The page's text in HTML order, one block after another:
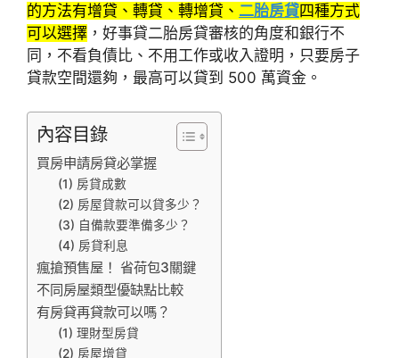
的方法有增貸、轉貸、轉增貸、 二胎房貸四種方式
可以選擇 ，好事貸二胎房貸審核的角度和銀行不
同，不看負債比、不用工作或收入證明，只要房子
貸款空間還夠，最高可以貸到 500 萬資金。
內容目錄
買房申請房貸必掌握
(1) 房貸成數
(2) 房屋貸款可以貸多少？
(3) 自備款要準備多少？
(4) 房貸利息
瘋搶預售屋！ 省荷包3關鍵
不同房屋類型優缺點比較
有房貸再貸款可以嗎？
(1) 理財型房貸
(2) 房屋增貸